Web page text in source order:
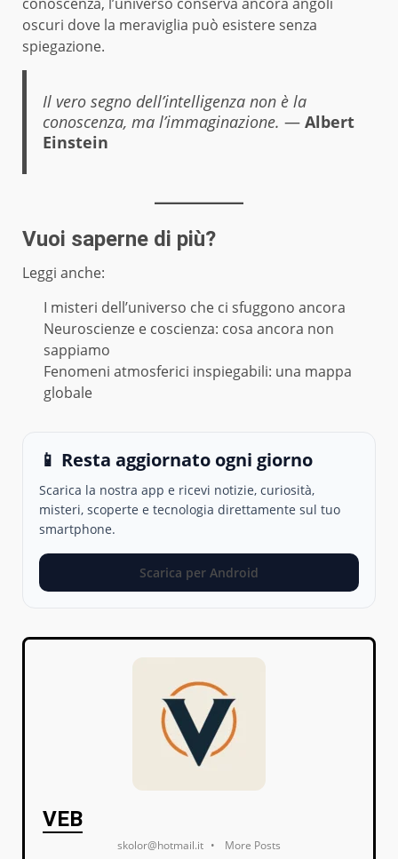
oscuri dove la meraviglia può esistere senza
spiegazione.
Il vero segno dell’intelligenza non è la
conoscenza, ma l’immaginazione. — Albert
Einstein
Vuoi saperne di più?
Leggi anche:
I misteri dell’universo che ci sfuggono ancora
Neuroscienze e coscienza: cosa ancora non
sappiamo
Fenomeni atmosferici inspiegabili: una mappa
globale
📱 Resta aggiornato ogni giorno
Scarica la nostra app e ricevi notizie, curiosità,
misteri, scoperte e tecnologia direttamente sul tuo
smartphone.
Scarica per Android
VEB
skolor@hotmail.it • More Posts